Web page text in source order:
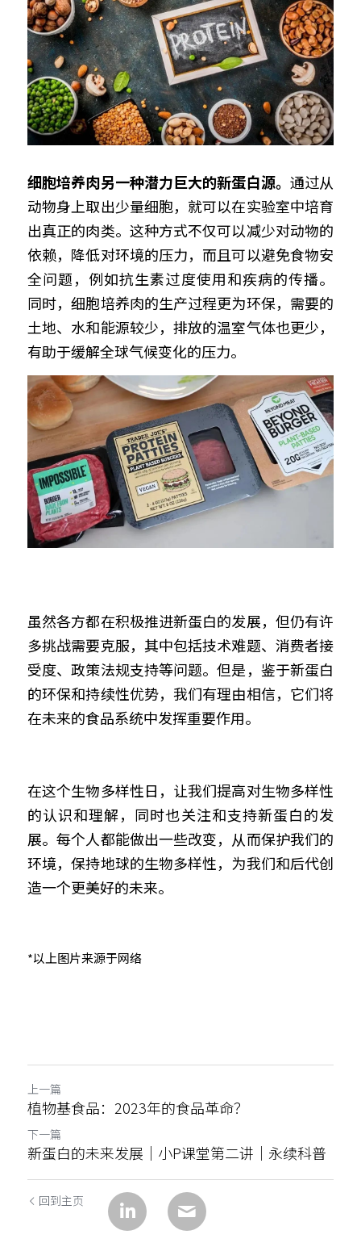
细胞培养肉另一种潜力巨大的新蛋白源。 通过从
动物身上取出少量细胞，就可以在实验室中培育
出真正的肉类。这种方式不仅可以减少对动物的
依赖，降低对环境的压力，而且可以避免食物安
全问题，例如抗生素过度使用和疾病的传播。
同时，细胞培养肉的生产过程更为环保，需要的
土地、水和能源较少，排放的温室气体也更少，
有助于缓解全球气候变化的压力。
虽然各方都在积极推进新蛋白的发展，但仍有许
多挑战需要克服，其中包括技术难题、消费者接
受度、政策法规支持等问题。但是，鉴于新蛋白
的环保和持续性优势，我们有理由相信，它们将
在未来的食品系统中发挥重要作用。
在这个生物多样性日，让我们提高对生物多样性
的认识和理解，同时也关注和支持新蛋白的发
展。每个人都能做出一些改变，从而保护我们的
环境，保持地球的生物多样性，为我们和后代创
造一个更美好的未来。
*以上图片来源于网络
上一篇
植物基食品：2023年的食品革命？
下一篇
新蛋白的未来发展｜小P课堂第二讲｜永续科普
回到主页